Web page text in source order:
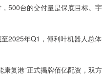
台的交付量是保底目标。
年Q1，傅利叶机器人总
复港”正式揭牌佰亿配资，双